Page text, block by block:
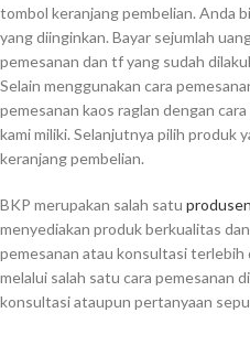
tombol keranjang pembelian. Anda
yang diinginkan. Bayar sejumlah
pemesanan dan tf yang sudah
Selain menggunakan cara
pemesanan kaos raglan dengan
kami miliki. Selanjutnya pilih produk
keranjang pembelian.
BKP merupakan salah satu
menyediakan produk berkualitas
pemesanan atau konsultasi terlebih
melalui salah satu cara pemesanan
konsultasi ataupun pertanyaan